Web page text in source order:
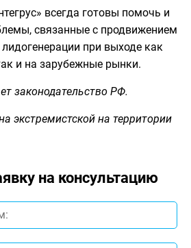
всегда готовы помочь и
связанные с продвижением
при выходе как
и на зарубежные рынки.
законодательство РФ.
экстремистской на территории
на консультацию